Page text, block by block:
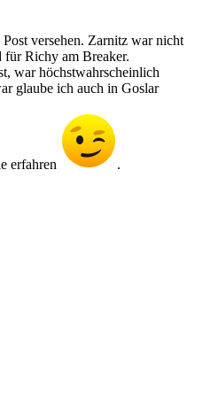
versehen. Zarnitz war nicht
für Richy am Breaker.
war höchstwahrscheinlich
glaube ich auch in Goslar
erfahren .